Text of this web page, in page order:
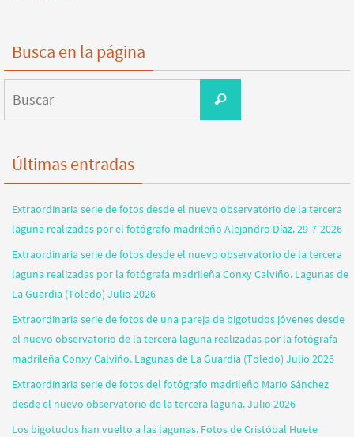
Busca en la página
Buscar
Últimas entradas
Extraordinaria serie de fotos desde el nuevo observatorio de la tercera
laguna realizadas por el fotógrafo madrileño Alejandro Díaz. 29-7-2026
Extraordinaria serie de fotos desde el nuevo observatorio de la tercera
laguna realizadas por la fotógrafa madrileña Conxy Calviño. Lagunas de
La Guardia (Toledo) Julio 2026
Extraordinaria serie de fotos de una pareja de bigotudos jóvenes desde
el nuevo observatorio de la tercera laguna realizadas por la fotógrafa
madrileña Conxy Calviño. Lagunas de La Guardia (Toledo) Julio 2026
Extraordinaria serie de fotos del fotógrafo madrileño Mario Sánchez
desde el nuevo observatorio de la tercera laguna. Julio 2026
Los bigotudos han vuelto a las lagunas. Fotos de Cristóbal Huete